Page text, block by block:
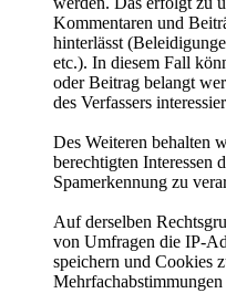
Kommentaren und
hinterlässt
etc.). In diesem Fall
oder Beitrag belangt
des Verfassers
Des Weiteren behalten
berechtigten Interessen
Spamerkennung zu
Auf derselben
von Umfragen die IP-
speichern und Cookies